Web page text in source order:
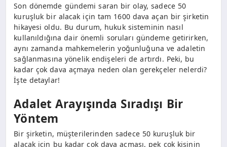
Son dönemde gündemi saran bir olay, sadece 50
kuruşluk bir alacak için tam 1600 dava açan bir şirketin
hikayesi oldu. Bu durum, hukuk sisteminin nasıl
kullanıldığına dair önemli soruları gündeme getirirken,
aynı zamanda mahkemelerin yoğunluğuna ve adaletin
sağlanmasına yönelik endişeleri de artırdı. Peki, bu
kadar çok dava açmaya neden olan gerekçeler nelerdi?
İşte detaylar!
Adalet Arayışında Sıradışı Bir
Yöntem
Bir şirketin, müşterilerinden sadece 50 kuruşluk bir
alacak için bu kadar çok dava açması, pek çok kişinin